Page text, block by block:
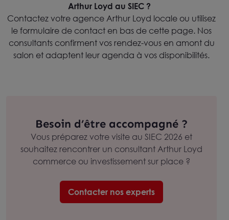
Arthur Loyd au SIEC ?
Contactez votre agence Arthur Loyd locale ou utilisez
le formulaire de contact en bas de cette page. Nos
consultants confirment vos rendez-vous en amont du
salon et adaptent leur agenda à vos disponibilités.
Besoin d’être accompagné ?
Vous préparez votre visite au SIEC 2026 et
souhaitez rencontrer un consultant Arthur Loyd
commerce ou investissement sur place ?
Contacter nos experts